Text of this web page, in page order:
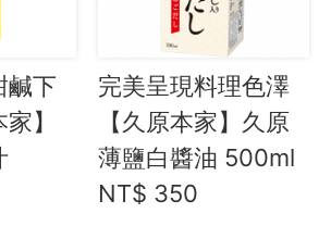
鹹下
】
完美呈現料理色澤
【久原本家】久原
薄鹽白醬油 500ml
NT$ 350